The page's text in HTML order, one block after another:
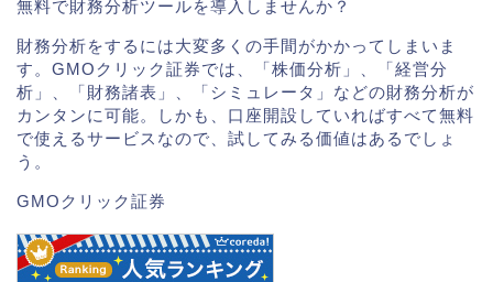
無料で財務分析ツールを導入しませんか？
財務分析をするには大変多くの手間がかかってしまいま
す。GMOクリック証券では、「株価分析」、「経営分
析」、「財務諸表」、「シミュレータ」などの財務分析が
カンタンに可能。しかも、口座開設していればすべて無料
で使えるサービスなので、試してみる価値はあるでしょ
う。
GMOクリック証券